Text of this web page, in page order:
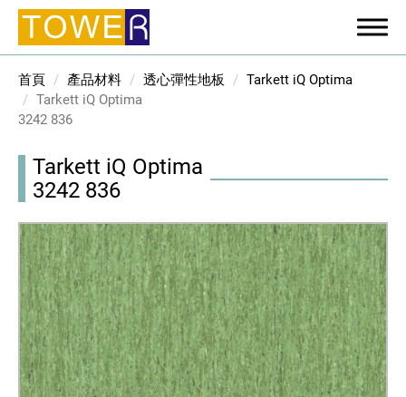
首頁 產品材料 透心彈性地板
Tarkett iQ Optima
Tarkett iQ Optima
3242 836
Tarkett iQ Optima
3242 836